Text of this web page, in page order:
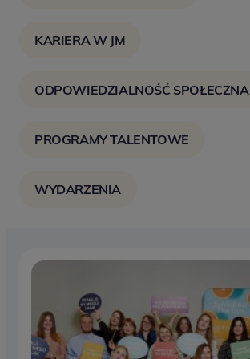
KARIERA W JM
ODPOWIEDZIALNOŚĆ SPOŁECZNA
PROGRAMY TALENTOWE
WYDARZENIA